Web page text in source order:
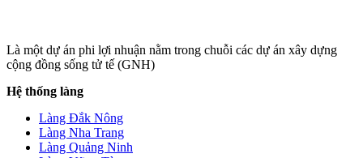
Là một dự án phi lợi nhuận nằm trong chuỗi các dự án xây dựng
cộng đồng sống tử tế (GNH)
Hệ thống làng
Làng Đắk Nông
Làng Nha Trang
Làng Quảng Ninh